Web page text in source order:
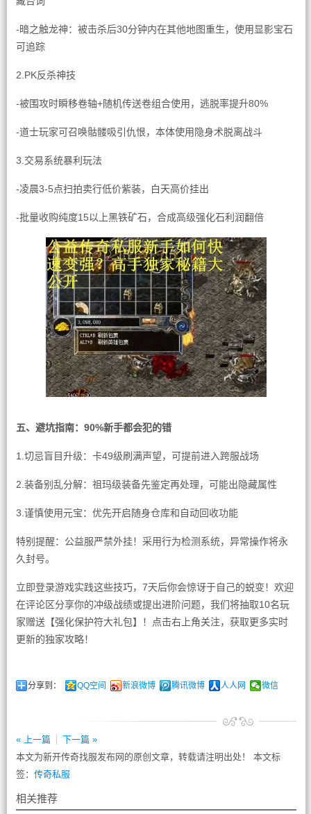
-暗之触龙神：被击杀后30分钟内在其他地图重生，使用显影宝石
可追踪
2.PK反杀神技
-被围攻时瞬移卷轴+随机传送卷组合使用，逃脱率提升80%
-道士玩家可召唤骷髅吸引仇恨，本体使用隐身术脱离战斗
3.交易系统暴利玩法
-凌晨3-5点扫拍卖行低价紫装，白天高价挂出
-批量收购纯度15以上黑铁矿石，合成高级强化石利润翻倍
五、避坑指南：90%新手都会犯的错
1.切忌盲目升级：卡49级刷满声望，可提前进入跨服战场
2.装备别乱分解：祖玛级装备先鉴定再处理，可能出隐藏属性
3.谨慎使用元宝：优先开启随身仓库和自动回收功能
特别提醒：公益服严禁外挂！采用行为检测系统，异常操作将永
久封号。
立即登录游戏实践这些技巧，7天后你会惊讶于自己的蜕变！欢迎
在评论区分享你的冲级战绩或提出进阶问题，我们将抽取10名玩
家赠送【强化保护符大礼包】！点击右上角关注，获取更多实时
更新的独家攻略！
分享到： QQ空间 新浪微博 腾讯微博 人人网 微信
« 上一篇
下一篇 »
本文为新开传奇找服发布网的原创文章，转载请注明出处！ 本文标
签： 传奇私服
相关推荐